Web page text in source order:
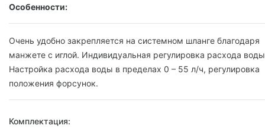
Особенности:
Очень удобно закрепляется на системном шланге благодаря
манжете с иглой. Индивидуальная регулировка расхода
Настройка расхода воды в пределах 0 – 55 л/ч, регулировка
положения форсунок.
Комплектация: